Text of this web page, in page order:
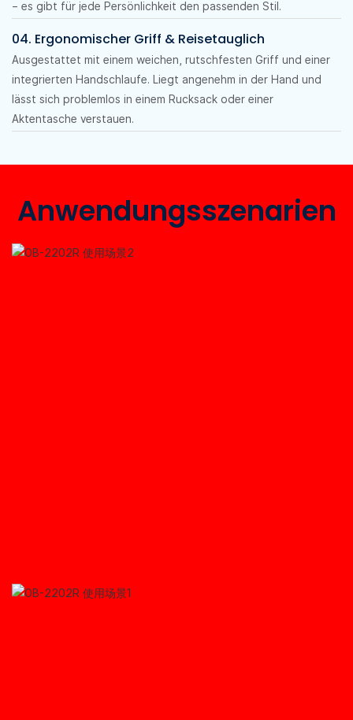
– es gibt für jede Persönlichkeit den passenden Stil.
04. Ergonomischer Griff & Reisetauglich
Ausgestattet mit einem weichen, rutschfesten Griff und einer
integrierten Handschlaufe. Liegt angenehm in der Hand und
lässt sich problemlos in einem Rucksack oder einer
Aktentasche verstauen.
Anwendungsszenarien